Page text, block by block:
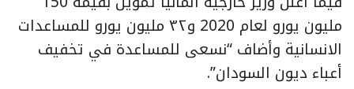
مليون يورو لعام 2020 و٣٢ مليون يورو للمساعدات
الانسانية وأضاف “نسعى للمساعدة في تخفيف
أعباء ديون السودان”.